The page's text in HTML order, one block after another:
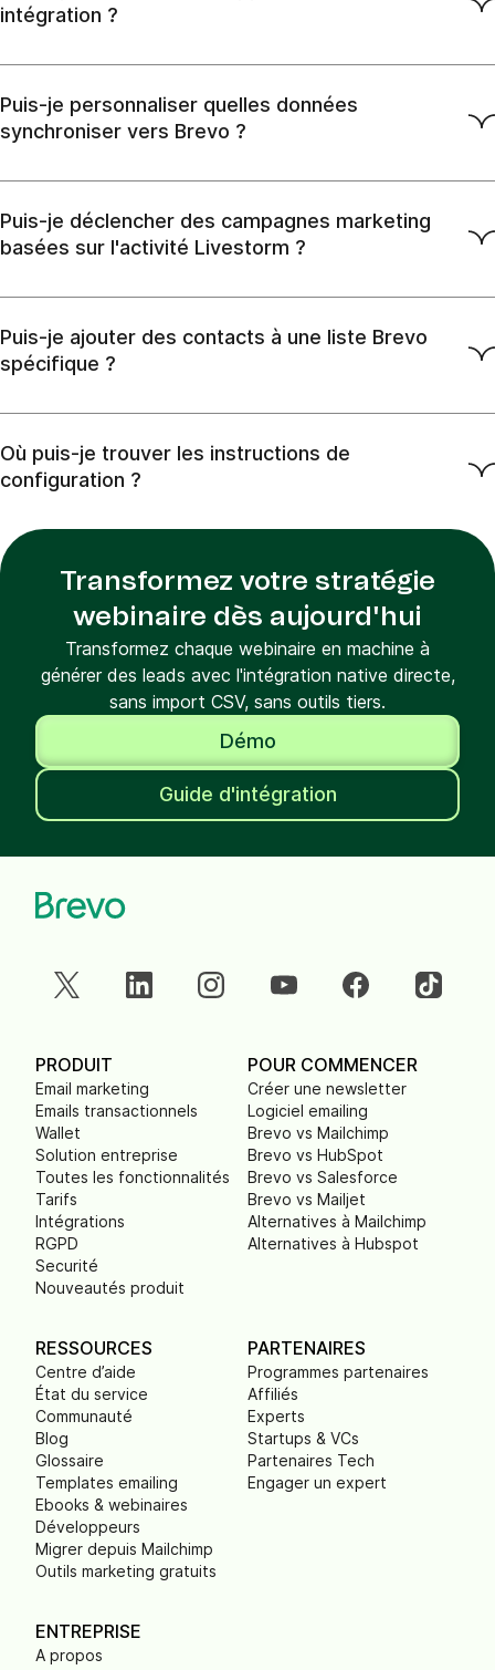
intégration ?
Puis-je personnaliser quelles données
synchroniser vers Brevo ?
Puis-je déclencher des campagnes marketing
basées sur l'activité Livestorm ?
Puis-je ajouter des contacts à une liste Brevo
spécifique ?
Où puis-je trouver les instructions de
configuration ?
Transformez votre stratégie
webinaire dès aujourd'hui
Transformez chaque webinaire en machine à
générer des leads avec l'intégration native directe,
sans import CSV, sans outils tiers.
Démo
Guide d'intégration
PRODUIT
Email marketing
Emails transactionnels
Wallet
Solution entreprise
Toutes les fonctionnalités
Tarifs
Intégrations
RGPD
Securité
Nouveautés produit
POUR COMMENCER
Créer une newsletter
Logiciel emailing
Brevo vs Mailchimp
Brevo vs HubSpot
Brevo vs Salesforce
Brevo vs Mailjet
Alternatives à Mailchimp
Alternatives à Hubspot
RESSOURCES
Centre d’aide
État du service
Communauté
Blog
Glossaire
Templates emailing
Ebooks & webinaires
Développeurs
Migrer depuis Mailchimp
Outils marketing gratuits
PARTENAIRES
Programmes partenaires
Affiliés
Experts
Startups & VCs
Partenaires Tech
Engager un expert
ENTREPRISE
A propos